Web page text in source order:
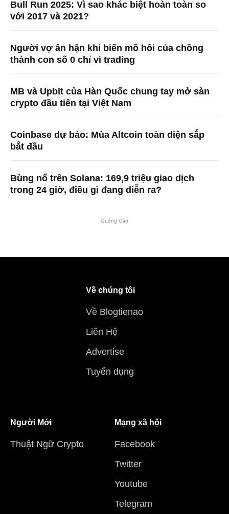
Bull Run 2025: Vì sao khác biệt hoàn toàn so
với 2017 và 2021?
Người vợ ân hận khi biến mồ hôi của chồng
thành con số 0 chỉ vì trading
MB và Upbit của Hàn Quốc chung tay mở sàn
crypto đầu tiên tại Việt Nam
Coinbase dự báo: Mùa Altcoin toàn diện sắp
bắt đầu
Bùng nổ trên Solana: 169,9 triệu giao dịch
trong 24 giờ, điều gì đang diễn ra?
Quảng Cáo
Về chúng tôi
Về Blogtienao
Liên Hệ
Advertise
Tuyển dụng
Người Mới
Thuật Ngữ Crypto
Mạng xã hội
Facebook
Twitter
Youtube
Telegram